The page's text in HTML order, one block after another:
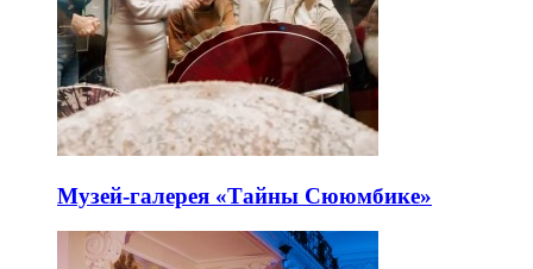
Музей-галерея «Тайны Сююмбике»